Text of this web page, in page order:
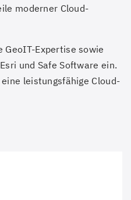
moderner Cloud-
Expertise sowie
und Safe Software ein.
leistungsfähige Cloud-